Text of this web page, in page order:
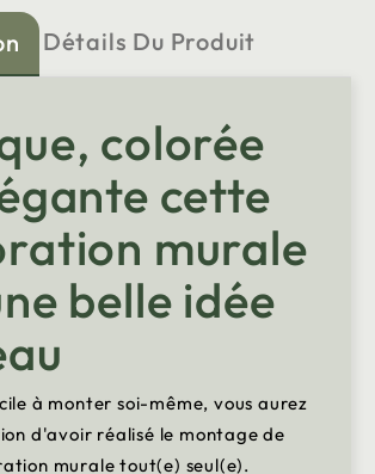
Détails Du Produit
colorée
cette
murale
belle idée
à monter soi-même, vous aurez
d'avoir réalisé le montage de
murale tout(e) seul(e).